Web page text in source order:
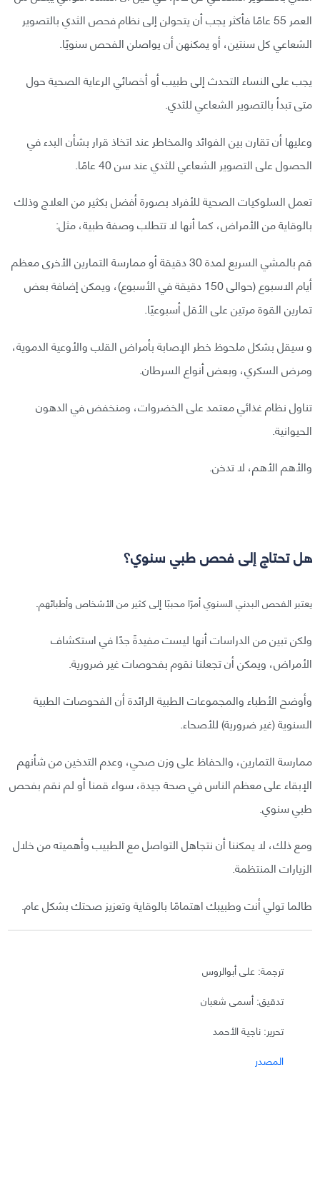
العمر 55 عامًا فأكثر يجب أن يتحولن إلى نظام فحص الثدي بالتصوير
الشعاعي كل سنتين، أو يمكنهن أن يواصلن الفحص سنويًا.
يجب على النساء التحدث إلى طبيب أو أخصائي الرعاية الصحية حول
متى تبدأ بالتصوير الشعاعي للثدي.
وعليها أن تقارن بين الفوائد والمخاطر عند اتخاذ قرار بشأن البدء في
الحصول على التصوير الشعاعي للثدي عند سن 40 عامًا.
تعمل السلوكيات الصحية للأفراد بصورة أفضل بكثير من العلاج وذلك
بالوقاية من الأمراض، كما أنها لا تتطلب وصفة طبية، مثل:
قم بالمشي السريع لمدة 30 دقيقة أو ممارسة التمارين الأخرى معظم
أيام الاسبوع (حوالى 150 دقيقة في الأسبوع)، ويمكن إضافة بعض
تمارين القوة مرتين على الأقل أسبوعيًا.
و سيقل بشكل ملحوظ خطر الإصابة بأمراض القلب والأوعية الدموية،
ومرض السكري، وبعض أنواع السرطان.
تناول نظام غذائي معتمد على الخضروات، ومنخفض في الدهون
الحيوانية.
والأهم الأهم، لا تدخن.
هل تحتاج إلى فحص طبي سنوي؟
يعتبر الفحص البدني السنوي أمرًا محببًا إلى كثير من الأشخاص وأطبائهم.
ولكن تبين من الدراسات أنها ليست مفيدةً جدًا في استكشاف
الأمراض، ويمكن أن تجعلنا نقوم بفحوصات غير ضرورية.
وأوضح الأطباء والمجموعات الطبية الرائدة أن الفحوصات الطبية
السنوية (غير ضرورية) للأصحاء.
ممارسة التمارين، والحفاظ على وزن صحي، وعدم التدخين من شأنهم
الإبقاء على معظم الناس في صحة جيدة، سواء قمنا أو لم نقم بفحص
طبي سنوي.
ومع ذلك، لا يمكننا أن نتجاهل التواصل مع الطبيب وأهميته من خلال
الزيارات المنتظمة.
طالما تولي أنت وطبيبك اهتمامًا بالوقاية وتعزيز صحتك بشكل عام.
ترجمة: على أبوالروس
تدقيق: أسمى شعبان
تحرير: ناجية الأحمد
المصدر